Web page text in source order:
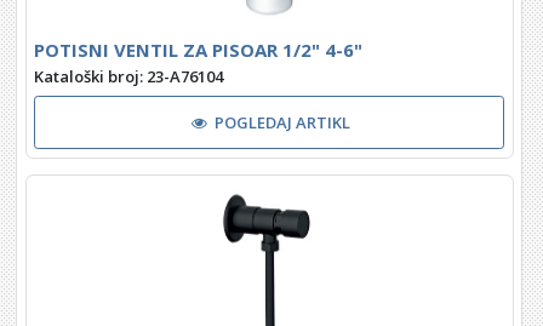
POTISNI VENTIL ZA PISOAR 1/2" 4-6"
Kataloški broj: 23-A76104
POGLEDAJ ARTIKL